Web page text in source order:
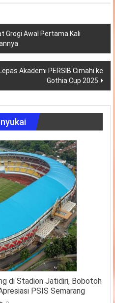
Grogi Awal Pertama Kali
Akademi PERSIB Cimahi ke
Gothia Cup 2025
di Stadion Jatidiri, Bobotoh
PSIS Semarang